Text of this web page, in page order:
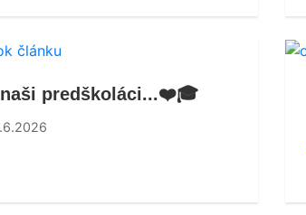
predškoláci...❤️🎓